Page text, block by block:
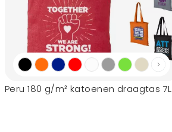
Peru 180 g/m² katoenen draagtas 7L